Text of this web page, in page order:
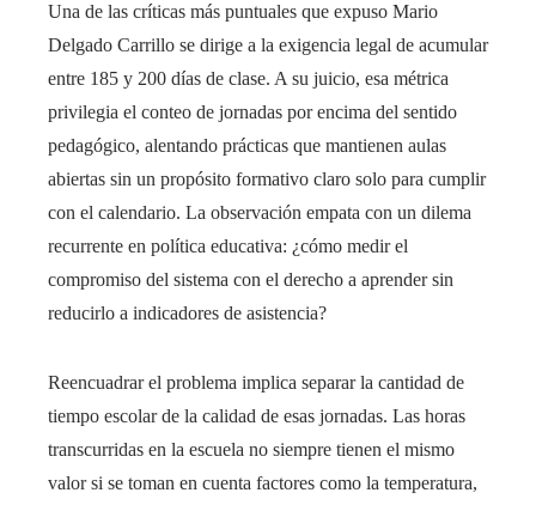
Una de las críticas más puntuales que expuso Mario
Delgado Carrillo se dirige a la exigencia legal de acumular
entre 185 y 200 días de clase. A su juicio, esa métrica
privilegia el conteo de jornadas por encima del sentido
pedagógico, alentando prácticas que mantienen aulas
abiertas sin un propósito formativo claro solo para cumplir
con el calendario. La observación empata con un dilema
recurrente en política educativa: ¿cómo medir el
compromiso del sistema con el derecho a aprender sin
reducirlo a indicadores de asistencia?
Reencuadrar el problema implica separar la cantidad de
tiempo escolar de la calidad de esas jornadas. Las horas
transcurridas en la escuela no siempre tienen el mismo
valor si se toman en cuenta factores como la temperatura,